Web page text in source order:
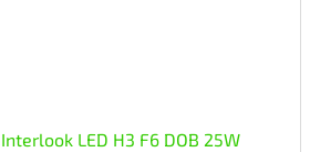
Interlook LED H3 F6 DOB 25W